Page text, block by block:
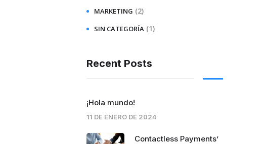
MARKETING (2)
SIN CATEGORÍA (1)
Recent Posts
¡Hola mundo!
11 DE ENERO DE 2024
Contactless Payments’